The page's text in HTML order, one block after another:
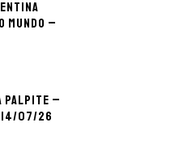
Mundo –
palpite –
14/07/26